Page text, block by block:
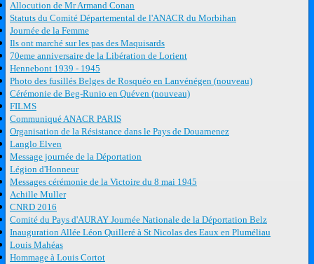
Allocution de Mr Armand Conan
Statuts du Comité Départemental de l'ANACR du Morbihan
Journée de la Femme
Ils ont marché sur les pas des Maquisards
70eme anniversaire de la Libération de Lorient
Hennebont 1939 - 1945
Photo des fusillés Belges de Rosquéo en Lanvénégen (nouveau)
Cérémonie de Beg-Runio en Quéven (nouveau)
FILMS
Communiqué ANACR PARIS
Organisation de la Résistance dans le Pays de Douarnenez
Langlo Elven
Message journée de la Déportation
Légion d'Honneur
Messages cérémonie de la Victoire du 8 mai 1945
Achille Muller
CNRD 2016
Comité du Pays d'AURAY Journée Nationale de la Déportation Belz
Inauguration Allée Léon Quilleré à St Nicolas des Eaux en Pluméliau
Louis Mahéas
Hommage à Louis Cortot